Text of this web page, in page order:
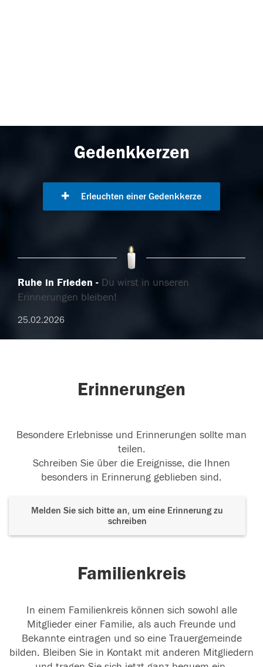
Gedenkkerzen
Erleuchten einer Gedenkkerze
Ruhe in Frieden
Du wirst in unseren
Erinnerungen bleiben!
25.02.2026
Erinnerungen
Besondere Erlebnisse und Erinnerungen sollte man
teilen.
Schreiben Sie über die Ereignisse, die Ihnen
besonders in Erinnerung geblieben sind.
Melden Sie sich bitte an, um eine Erinnerung zu
schreiben
Familienkreis
In einem Familienkreis können sich sowohl alle
Mitglieder einer Familie, als auch Freunde und
Bekannte eintragen und so eine Trauergemeinde
bilden. Bleiben Sie in Kontakt mit anderen Mitgliedern